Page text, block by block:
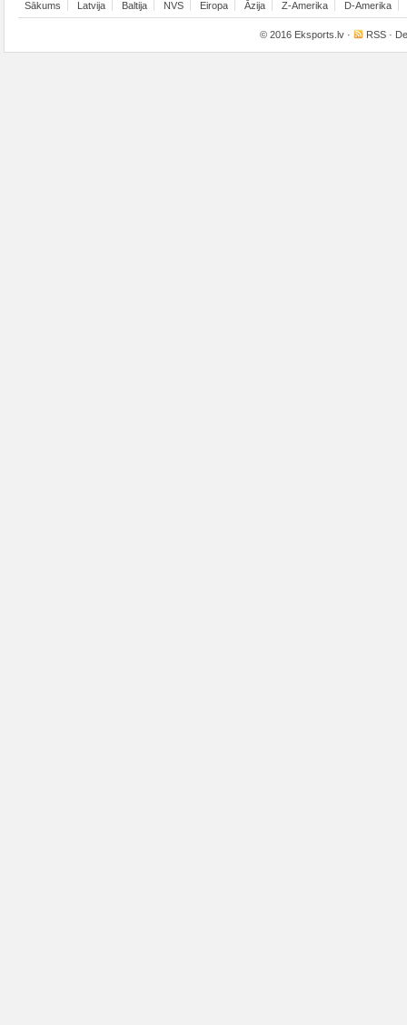
Sākums Latvija Baltija NVS Eiropa Āzija Z-Amerika D-Amerika
© 2016 Eksports.lv · RSS ·